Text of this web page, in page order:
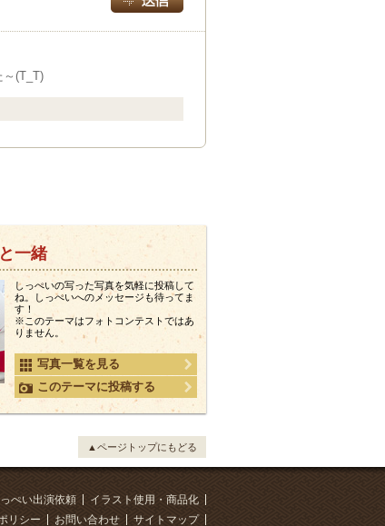
～(T_T)
一緒
しっぺいの写った写真を気軽に投稿して
ね。しっぺいへのメッセージも待ってま
す！
※このテーマはフォトコンテストではあ
りません。
写真一覧を見る
このテーマに投稿する
▲ページトップにもどる
イラスト使用・商品化
ぺい出演依頼
サイトマップ
お問い合わせ
リシー